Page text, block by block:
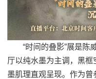
“时间的叠影”展是陈
厅以纯水墨为主调，黑
墨肌理直观呈现。作为